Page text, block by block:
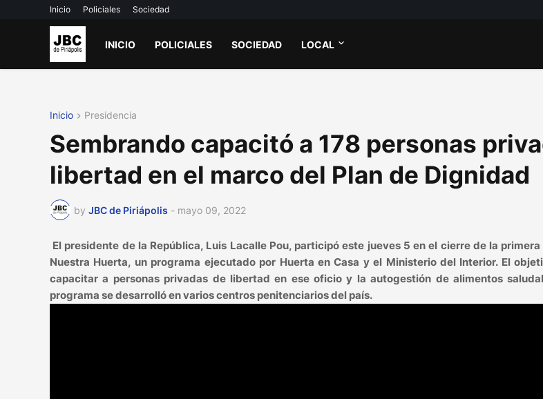
Inicio Policiales Sociedad
INICIO POLICIALES SOCIEDAD LOCAL
Inicio Presidencia
Sembrando capacitó a 178 personas
libertad en el marco del Plan de Dignidad
by JBC de Piriápolis - mayo 09, 2022
El presidente de la República, Luis Lacalle Pou, participó este jueves 5 en el cierre de la
Nuestra Huerta, un programa ejecutado por Huerta en Casa y el Ministerio del Interior. El
capacitar a personas privadas de libertad en ese oficio y la autogestión de alimentos
programa se desarrolló en varios centros penitenciarios del país.